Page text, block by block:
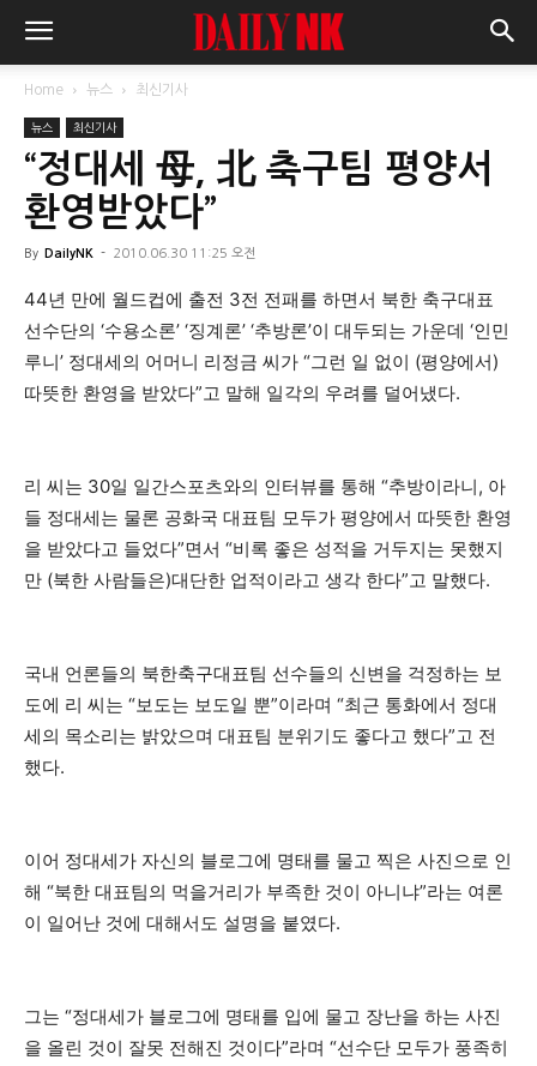
Home 뉴스 최신기사
뉴스 최신기사
“정대세 母, 北 축구팀 평양서
환영받았다”
By DailyNK - 2010.06.30 11:25 오전
44년 만에 월드컵에 출전 3전 전패를 하면서 북한 축구대표
선수단의 ‘수용소론’ ‘징계론’ ‘추방론’이 대두되는 가운데 ‘인민
루니’ 정대세의 어머니 리정금 씨가 “그런 일 없이 (평양에서)
따뜻한 환영을 받았다”고 말해 일각의 우려를 덜어냈다.
리 씨는 30일 일간스포츠와의 인터뷰를 통해 “추방이라니, 아
들 정대세는 물론 공화국 대표팀 모두가 평양에서 따뜻한 환영
을 받았다고 들었다”면서 “비록 좋은 성적을 거두지는 못했지
만 (북한 사람들은)대단한 업적이라고 생각 한다”고 말했다.
국내 언론들의 북한축구대표팀 선수들의 신변을 걱정하는 보
도에 리 씨는 “보도는 보도일 뿐”이라며 “최근 통화에서 정대
세의 목소리는 밝았으며 대표팀 분위기도 좋다고 했다”고 전
했다.
이어 정대세가 자신의 블로그에 명태를 물고 찍은 사진으로 인
해 “북한 대표팀의 먹을거리가 부족한 것이 아니냐”라는 여론
이 일어난 것에 대해서도 설명을 붙였다.
그는 “정대세가 블로그에 명태를 입에 물고 장난을 하는 사진
을 올린 것이 잘못 전해진 것이다”라며 “선수단 모두가 풍족히